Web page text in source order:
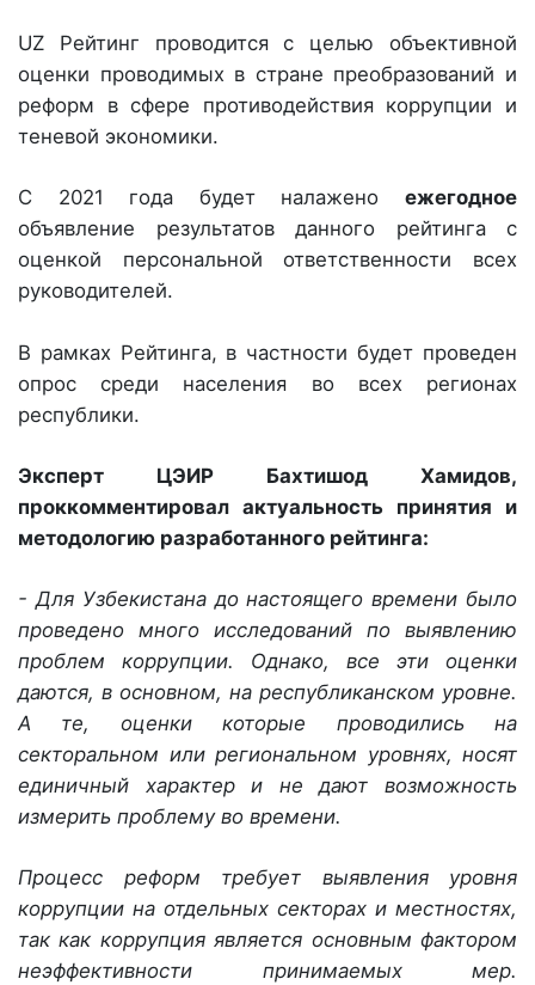
UZ Рейтинг проводится с целью объективной
оценки проводимых в стране преобразований и
реформ в сфере противодействия коррупции и
теневой экономики.
С 2021 года будет налажено ежегодное
объявление результатов данного рейтинга с
оценкой персональной ответственности всех
руководителей.
В рамках Рейтинга, в частности будет проведен
опрос среди населения во всех регионах
республики.
Эксперт ЦЭИР Бахтишод Хамидов,
проккомментировал актуальность принятия и
методологию разработанного рейтинга:
- Для Узбекистана до настоящего времени было
проведено много исследований по выявлению
проблем коррупции. Однако, все эти оценки
даются, в основном, на республиканском уровне.
А те, оценки которые проводились на
секторальном или региональном уровнях, носят
единичный характер и не дают возможность
измерить проблему во времени.
Процесс реформ требует выявления уровня
коррупции на отдельных секторах и местностях,
так как коррупция является основным фактором
неэффективности принимаемых мер.